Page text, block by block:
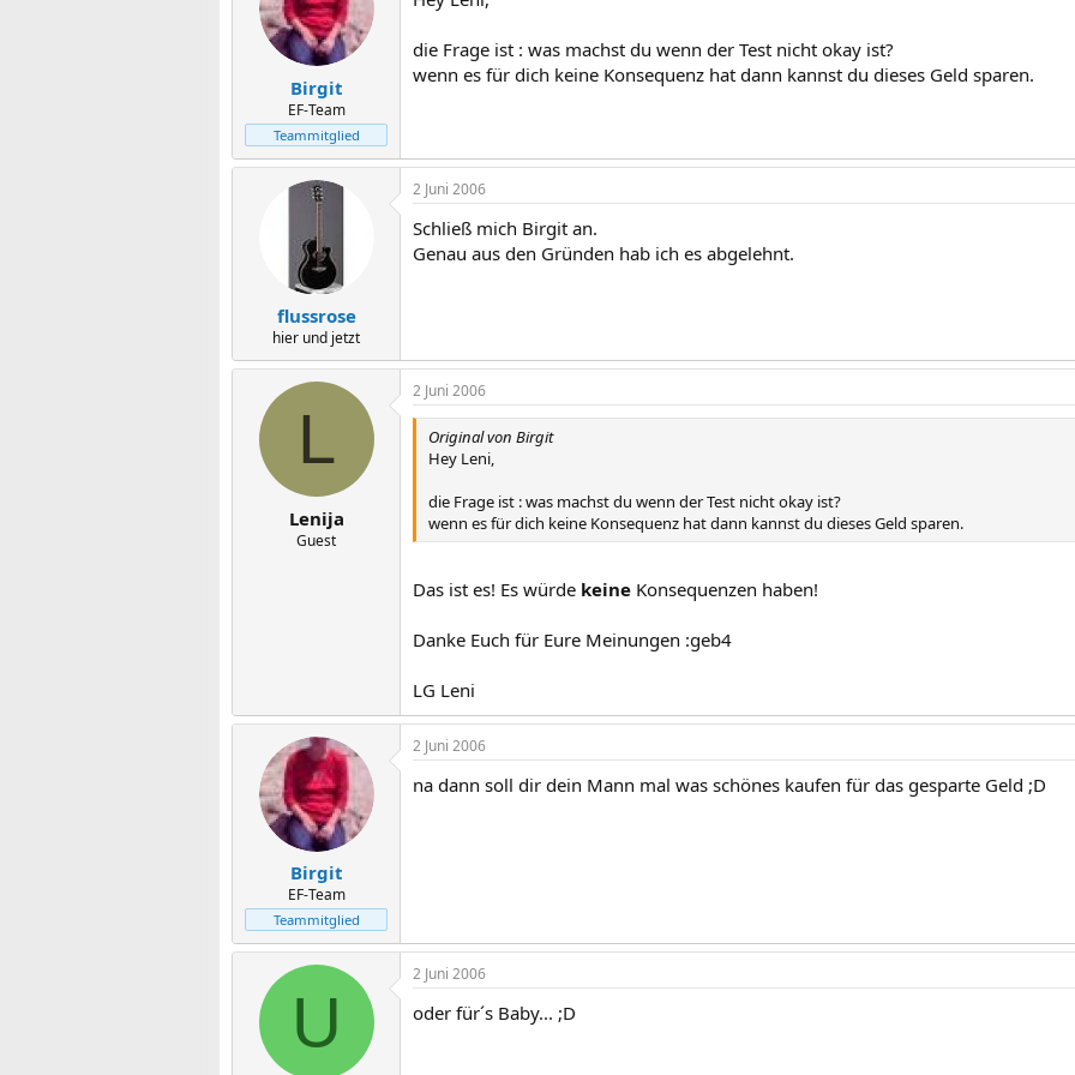
Birgit
EF-Team
Teammitglied
die Frage ist : was machst du wenn der Test nicht okay ist?
wenn es für dich keine Konsequenz hat dann kannst du dieses Geld sparen.
flussrose
hier und jetzt
2 Juni 2006
Schließ mich Birgit an.
Genau aus den Gründen hab ich es abgelehnt.
L
Lenija
Guest
2 Juni 2006
Original von Birgit
Hey Leni,
die Frage ist : was machst du wenn der Test nicht okay ist?
wenn es für dich keine Konsequenz hat dann kannst du dieses Geld sparen.
Das ist es! Es würde keine Konsequenzen haben!
Danke Euch für Eure Meinungen :geb4
LG Leni
Birgit
EF-Team
Teammitglied
2 Juni 2006
na dann soll dir dein Mann mal was schönes kaufen für das gesparte Geld ;D
U
2 Juni 2006
oder für´s Baby... ;D